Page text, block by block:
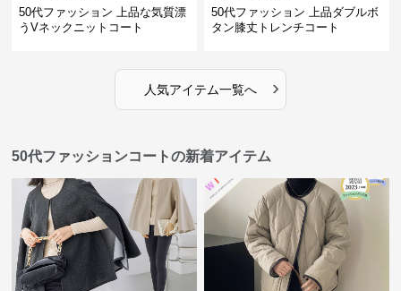
50代ファッション 上品な気質漂
うVネックニットコート
50代ファッション 上品ダブルボ
タン膝丈トレンチコート
人気アイテム一覧へ ›
50代ファッションコートの新着アイテム